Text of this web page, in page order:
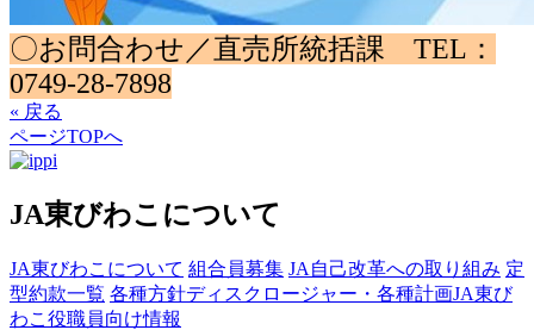
〇お問合わせ／直売所統括課 TEL：
0749-28-7898
« 戻る
ページTOPへ
JA東びわこについて
JA東びわこについて 組合員募集 JA自己改革への取り組み 定
型約款一覧 各種方針ディスクロージャー・各種計画JA東び
わこ役職員向け情報